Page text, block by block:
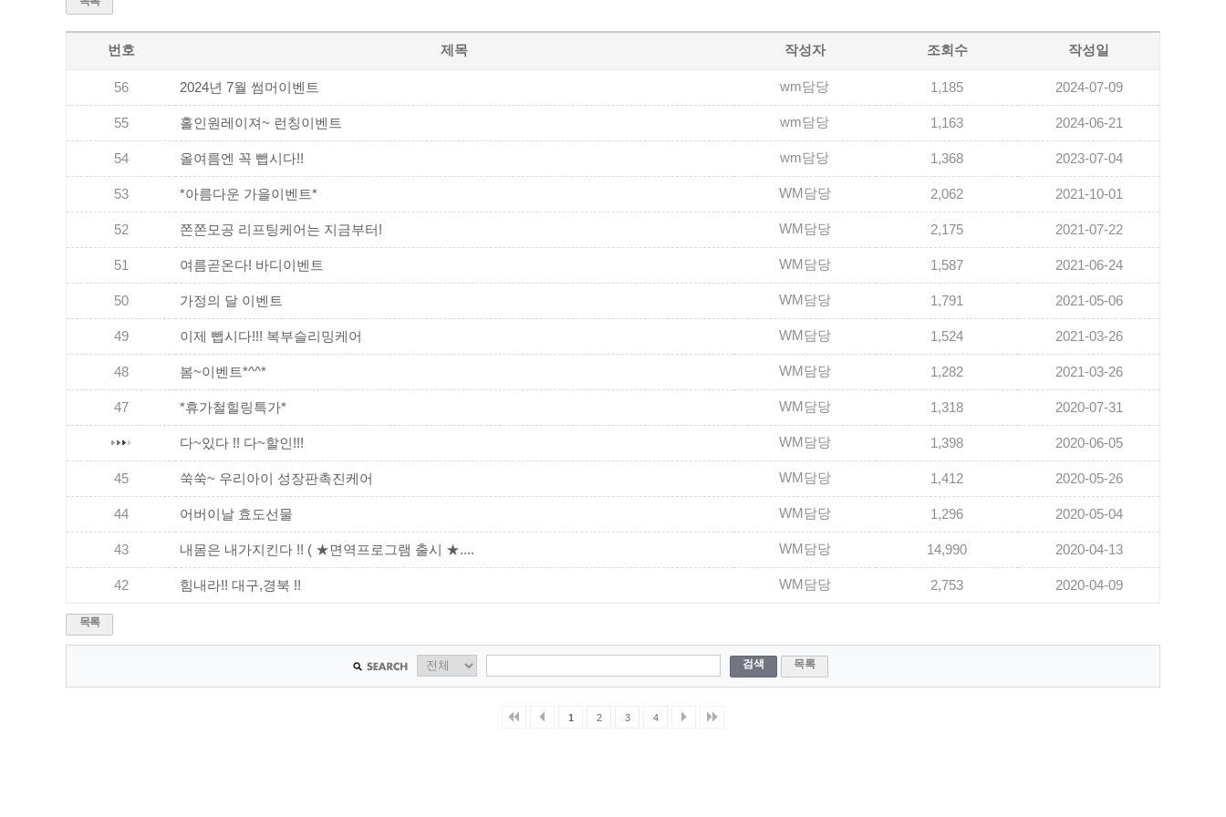
번호 제목 작성자 조회수 작성일
56 2024년 7월 썸머이벤트 wm담당 1,185 2024-07-09
55 홀인원레이져~ 런칭이벤트 wm담당 1,163 2024-06-21
54 올여름엔 꼭 뺍시다!! wm담당 1,368 2023-07-04
53 *아름다운 가을이벤트* WM담당 2,062 2021-10-01
52 쫀쫀모공 리프팅케어는 지금부터! WM담당 2,175 2021-07-22
51 여름곧온다! 바디이벤트 WM담당 1,587 2021-06-24
50 가정의 달 이벤트 WM담당 1,791 2021-05-06
49 이제 뺍시다!!! 복부슬리밍케어 WM담당 1,524 2021-03-26
48 봄~이벤트*^^* WM담당 1,282 2021-03-26
47 *휴가철힐링특가* WM담당 1,318 2020-07-31
다~있다 !! 다~할인!!! WM담당 1,398 2020-06-05
45 쑥쑥~ 우리아이 성장판촉진케어 WM담당 1,412 2020-05-26
44 어버이날 효도선물 WM담당 1,296 2020-05-04
43 내몸은 내가지킨다 !! ( ★면역프로그램 출시 ★.... WM담당 14,990 2020-04-13
42 힘내라!! 대구,경북 !! WM담당 2,753 2020-04-09
목록
검색 목록
1 2 3 4